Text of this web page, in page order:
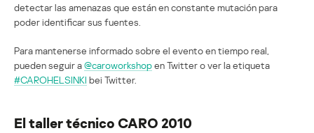
detectar las amenazas que están en constante mutación para
poder identificar sus fuentes.
Para mantenerse informado sobre el evento en tiempo real,
pueden seguir a@caroworkshopen Twitter o ver la etiqueta
#CAROHELSINKI bei Twitter.
El taller técnico CARO 2010